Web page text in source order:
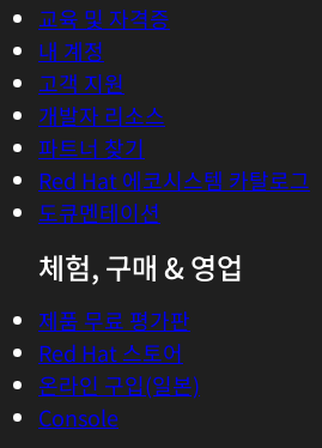
교육 및 자격증
내 계정
고객 지원
개발자 리소스
파트너 찾기
Red Hat 에코시스템 카탈로그
도큐멘테이션
체험, 구매 & 영업
제품 무료 평가판
Red Hat 스토어
온라인 구입(일본)
Console